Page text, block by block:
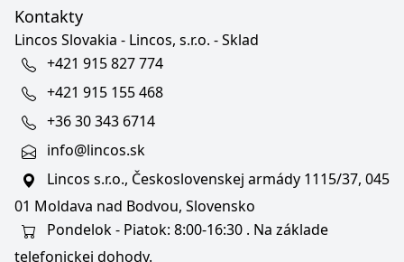
Kontakty
Lincos Slovakia - Lincos, s.r.o. - Sklad
+421 915 827 774
+421 915 155 468
+36 30 343 6714
info@lincos.sk
Lincos s.r.o., Československej armády 1115/37, 045
01 Moldava nad Bodvou, Slovensko
Pondelok - Piatok: 8:00-16:30 . Na základe
telefonickej dohody.